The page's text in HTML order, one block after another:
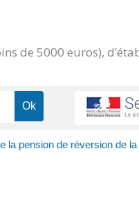
de 5000 euros),
la pension de réversion de